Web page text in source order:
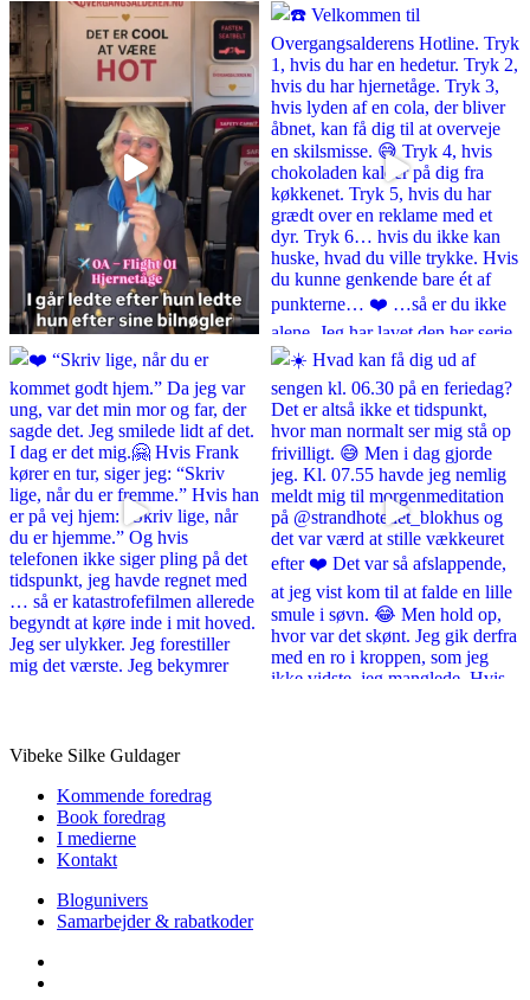
Vibeke Silke Guldager
Kommende foredrag
Book foredrag
I medierne
Kontakt
Blogunivers
Samarbejder & rabatkoder